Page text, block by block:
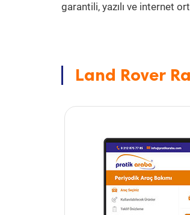
garantili, yazılı ve internet
Land Rover